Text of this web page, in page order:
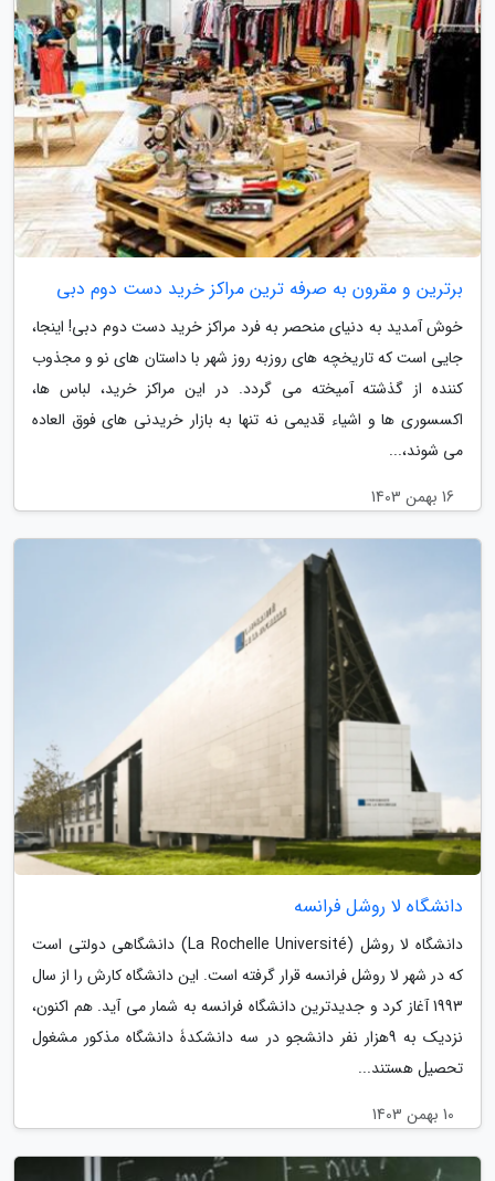
برترین و مقرون به صرفه ترین مراکز خرید دست دوم دبی
خوش آمدید به دنیای منحصر به فرد مراکز خرید دست دوم دبی! اینجا،
جایی است که تاریخچه های روزبه روز شهر با داستان های نو و مجذوب
کننده از گذشته آمیخته می گردد. در این مراکز خرید، لباس ها،
اکسسوری ها و اشیاء قدیمی نه تنها به بازار خریدنی های فوق العاده
می شوند،...
16 بهمن 1403
دانشگاه لا روشل فرانسه
دانشگاه لا روشل (La Rochelle Université) دانشگاهی دولتی است
که در شهر لا روشل فرانسه قرار گرفته است. این دانشگاه کارش را از سال
1993 آغاز کرد و جدیدترین دانشگاه فرانسه به شمار می آید. هم اکنون،
نزدیک به 9هزار نفر دانشجو در سه دانشکدۀ دانشگاه مذکور مشغول
تحصیل هستند...
10 بهمن 1403